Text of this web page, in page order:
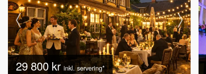
29 800 kr inkl. servering*